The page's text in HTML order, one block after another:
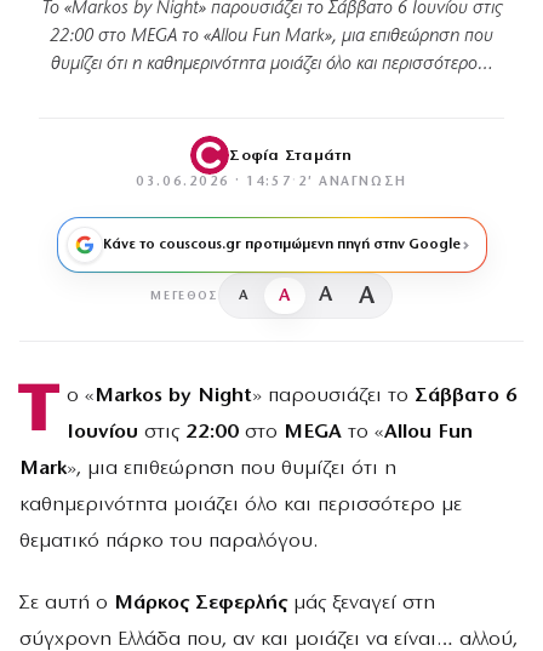
Το «Markos by Night» παρουσιάζει το Σάββατο 6 Ιουνίου στις
22:00 στο MEGA το «Allou Fun Mark», μια επιθεώρηση που
θυμίζει ότι η καθημερινότητα μοιάζει όλο και περισσότερο…
Σοφία Σταμάτη
03.06.2026 · 14:57 · 2′ ΑΝΆΓΝΩΣΗ
Κάνε το couscous.gr προτιμώμενη πηγή στην Google
ΜΈΓΕΘΟΣ A A A A
Τ ο « Markos by Night» παρουσιάζει το Σάββατο 6
Ιουνίου στις 22:00στο MEGAτο «Allou Fun
Mark», μια επιθεώρηση που θυμίζει ότι η
καθημερινότητα μοιάζει όλο και περισσότερο με
θεματικό πάρκο του παραλόγου.
Σε αυτή ο Μάρκος Σεφερλήςμάς ξεναγεί στη
σύγχρονη Ελλάδα που, αν και μοιάζει να είναι… αλλού,